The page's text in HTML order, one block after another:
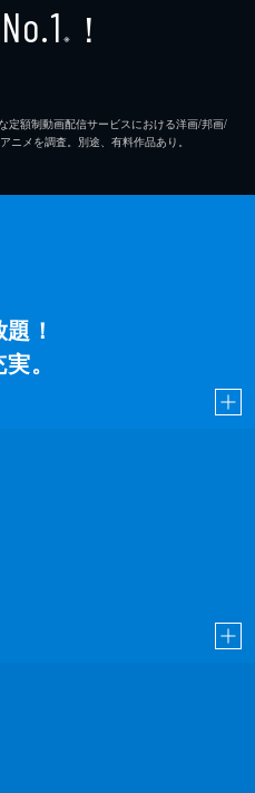
No.1 ※ ！
額制動画配信サービスにおける洋画/邦画/
ニメを調査。別途、有料作品あり。
！
。